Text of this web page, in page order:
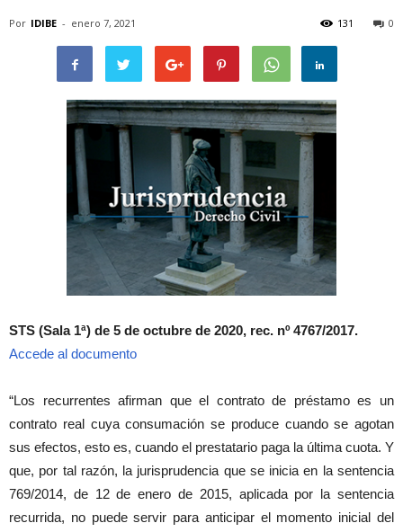
Por IDIBE - enero 7, 2021 0
131
STS (Sala 1ª) de 5 de octubre de 2020, rec. nº 4767/2017.
Accede al documento
“Los recurrentes afirman que el contrato de préstamo es un
contrato real cuya consumación se produce cuando se agotan
sus efectos, esto es, cuando el prestatario paga la última cuota. Y
que, por tal razón, la jurisprudencia que se inicia en la sentencia
769/2014, de 12 de enero de 2015, aplicada por la sentencia
recurrida, no puede servir para anticipar el momento inicial del